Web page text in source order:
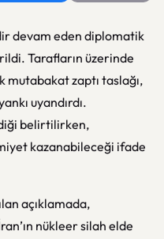
devam eden diplomatik
Tarafların üzerinde
mutabakat zaptı taslağı,
uyandırdı.
belirtilirken,
kazanabileceği ifade
açıklamada,
nükleer silah elde